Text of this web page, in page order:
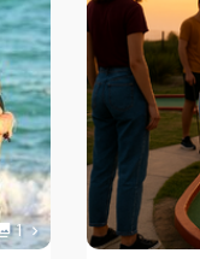
foto
1Foto
Volgende foto